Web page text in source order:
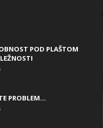
POD PLAŠTOM
PROBLEM…